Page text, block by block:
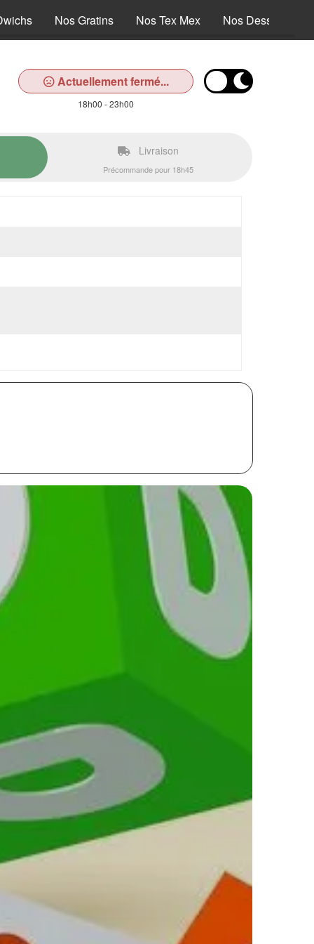
Nos Gratins Nos Tex Mex Nos Desserts
Actuellement fermé...
18h00 - 23h00
Livraison
Précommande pour 18h45